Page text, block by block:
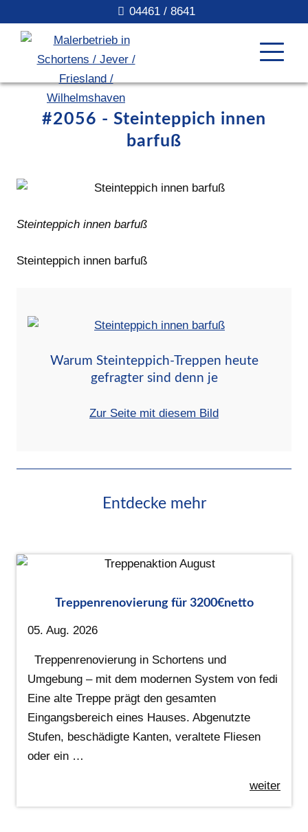
04461 / 8641
#2056 - Steinteppich innen
barfuß
Steinteppich innen barfuß
Steinteppich innen barfuß
Warum Steinteppich-Treppen heute
gefragter sind denn je
Zur Seite mit diesem Bild
Entdecke mehr
Treppenrenovierung für 3200€netto
05. Aug. 2026
Treppenrenovierung in Schortens und
Umgebung – mit dem modernen System von fedi
Eine alte Treppe prägt den gesamten
Eingangsbereich eines Hauses. Abgenutzte
Stufen, beschädigte Kanten, veraltete Fliesen
oder ein …
weiter